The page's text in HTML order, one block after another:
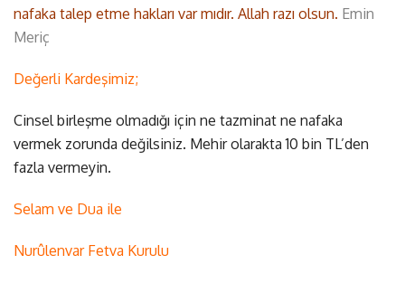
nafaka talep etme hakları var mıdır. Allah razı olsun. Emin
Meriç
Değerli Kardeşimiz;
Cinsel birleşme olmadığı için ne tazminat ne nafaka
vermek zorunda değilsiniz. Mehir olarakta 10 bin TL’den
fazla vermeyin.
Selam ve Dua ile
Nurûlenvar Fetva Kurulu